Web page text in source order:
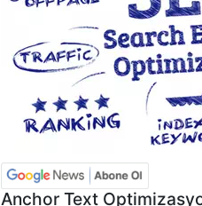
Anchor Text